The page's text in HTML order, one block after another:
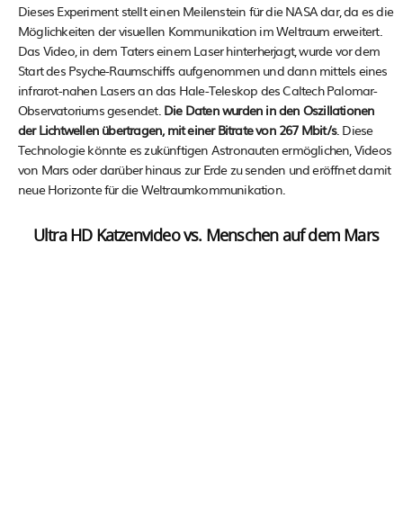
Dieses Experiment stellt einen Meilenstein für die NASA dar, da es die
Möglichkeiten der visuellen Kommunikation im Weltraum erweitert.
Das Video, in dem Taters einem Laser hinterherjagt, wurde vor dem
Start des Psyche-Raumschiffs aufgenommen und dann mittels eines
infrarot-nahen Lasers an das Hale-Teleskop des Caltech Palomar-
Observatoriums gesendet. Die Daten wurden in den Oszillationen
der Lichtwellen übertragen​​, mit einer Bitrate von 267 Mbit/s. Diese
Technologie könnte es zukünftigen Astronauten ermöglichen, Videos
von Mars oder darüber hinaus zur Erde zu senden und eröffnet damit
neue Horizonte für die Weltraumkommunikation.
Ultra HD Katzenvideo vs. Menschen auf dem Mars